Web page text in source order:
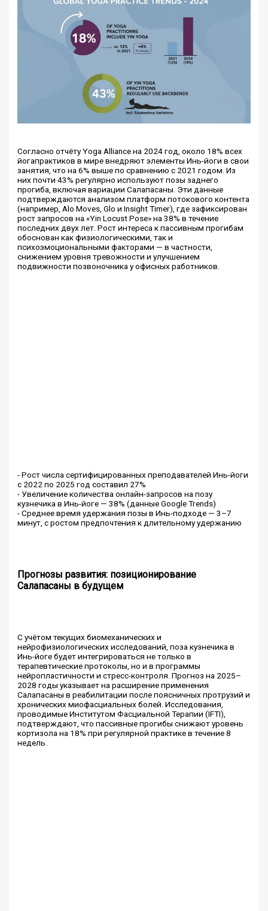
Согласно отчёту Yoga Alliance на 2024 год, около 18% всех
йогапрактиков в мире внедряют элементы Инь-йоги в свои
занятия, что на 6% выше по сравнению с 2021 годом. Из
них почти 43% регулярно используют позы заднего
прогиба, включая вариации Салапасаны. Эти данные
подтверждаются анализом платформ потокового контента
(например, Alo Moves, Glo и Insight Timer), где зафиксирован
рост запросов на «Yin Locust Pose» на 38% в течение
последних двух лет. Рост интереса к пассивным прогибам
обоснован как физиологическими, так и
психоэмоциональными факторами — в частности,
снижением уровня тревожности и улучшением
подвижности позвоночника у офисных работников.
- Рост числа сертифицированных преподавателей Инь-йоги
с 2022 по 2025 год составил 27%
- Увеличение количества онлайн-запросов на позу
кузнечика в Инь-йоге — 38% (данные Google Trends)
- Среднее время удержания позы в Инь-подходе — 3–7
минут, с ростом предпочтения к длительному удержанию
Прогнозы развития: позиционирование
Салапасаны в будущем
С учётом текущих биомеханических и
нейрофизиологических исследований, поза кузнечика в
Инь-йоге будет интегрироваться не только в
терапевтические протоколы, но и в программы
нейропластичности и стресс-контроля. Прогноз на 2025–
2028 годы указывает на расширение применения
Салапасаны в реабилитации после поясничных протрузий и
хронических миофасциальных болей. Исследования,
проводимые Институтом Фасциальной Терапии (IFTI),
подтверждают, что пассивные прогибы снижают уровень
кортизола на 18% при регулярной практике в течение 8
недель.